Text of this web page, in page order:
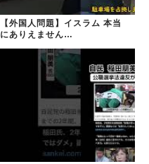
【外国人問題】イスラム 本当
にありえません…